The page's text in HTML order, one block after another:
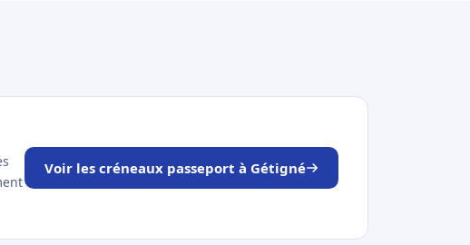
Voir les créneaux passeport à Gétigné